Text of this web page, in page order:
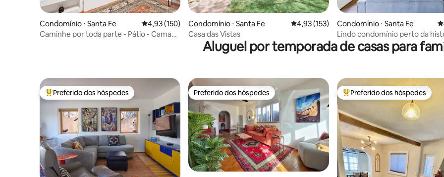
Condomínio ⋅ Santa Fe 4,93 de uma avaliação média de 5, 150 avaliações
4,93 (150)
Caminhe por toda parte - Pátio - Cama
Condomínio ⋅ Santa Fe 4,93 de uma avaliação média de 5, 153
4,93 (153)
Casa das Vistas
Condomínio ⋅ Santa Fe
Lindo condomínio perto da
Santa Fe Plaza!
Aluguel por temporada de casas para
Entre os melhores preferidos dos hóspedes
Preferido dos hóspedes Preferido dos hóspedes
Preferido dos hóspedes Entre os melhores preferidos
Preferido dos hóspedes